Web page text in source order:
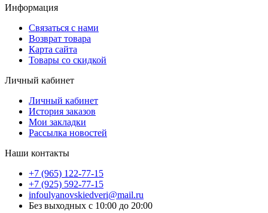
Информация
Связаться с нами
Возврат товара
Карта сайта
Товары со скидкой
Личный кабинет
Личный кабинет
История заказов
Мои закладки
Рассылка новостей
Наши контакты
+7 (965) 122-77-15
+7 (925) 592-77-15
infoulyanovskiedveri@mail.ru
Без выходных с 10:00 до 20:00